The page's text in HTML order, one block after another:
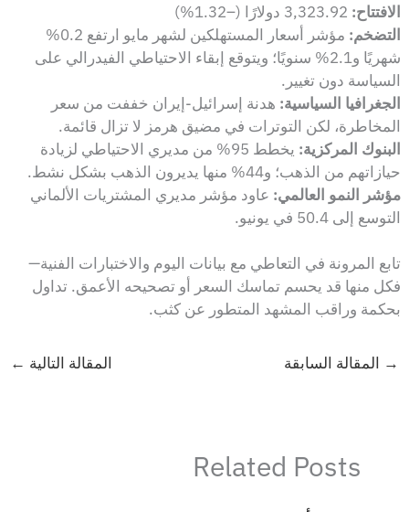
الافتتاح:
التضخم:
مؤشر أسعار المستهلكين لشهر مايو ارتفع 0.2%
شهريًا و2.1% سنويًا؛ ويتوقع إبقاء الاحتياطي الفيدرالي على
السياسة دون تغيير.
الجغرافيا السياسية: هدنة إسرائيل-إيران خففت من سعر
المخاطرة، لكن التوترات في مضيق هرمز لا تزال قائمة.
البنوك المركزية:
يخطط 95% من مديري الاحتياطي لزيادة
حيازاتهم من الذهب؛ و44% منها يديرون الذهب بشكل نشط.
مؤشر النمو العالمي: عاود مؤشر مديري المشتريات الألماني
التوسع إلى 50.4 في يونيو.
تابع المرونة في التعاطي مع بيانات اليوم والاختبارات الفنية—
فكل منها قد يحسم تماسك السعر أو تصحيحه الأعمق. تداول
بحكمة وراقب المشهد المتطور عن كثب.
→ المقالة السابقة المقالة التالية ←
Related Posts